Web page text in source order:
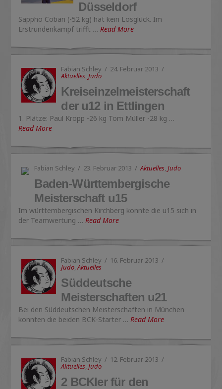
Düsseldorf
Sappho Coban (-52 kg) hat kein Losglück. Im
Erstrundenkampf trifft …Read More
Fabian Schley 24. Februar 2013
Aktuelles,Judo
Kreiseinzelmeisterschaft
der u12 in Ettlingen
1. Plätze: Paul Kropp -26 kg Tom Müller -28 kg …
Read More
Fabian Schley 23. Februar 2013 Aktuelles, Judo
Baden-Württembergische
Meisterschaft u15
Im württembergischen Kirchberg konnte die u15 sich in
der Teamwertung …Read More
Fabian Schley 16. Februar 2013
Judo,Aktuelles
Süddeutsche
Meisterschaften u21
Bei den Süddeutschen Meisterschaften in München
konnten die beiden BCK-Starter …Read More
Fabian Schley 12. Februar 2013
Aktuelles,Judo
2 BCKler für den